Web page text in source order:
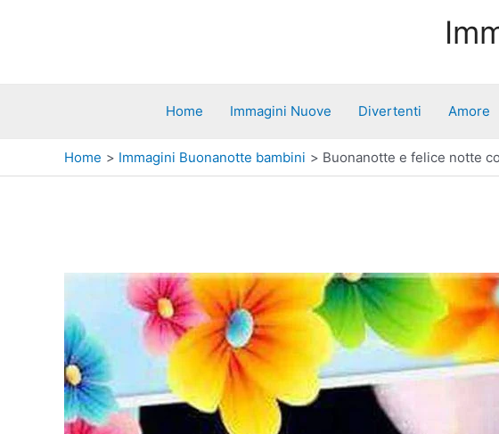
Home Immagini Nuove Divertenti Amore
Home Immagini Buonanotte bambini Buonanotte e felice notte